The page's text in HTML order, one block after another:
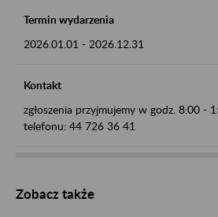
Termin wydarzenia
2026.01.01 - 2026.12.31
Kontakt
zgłoszenia przyjmujemy w godz. 8:00 -
telefonu: 44 726 36 41
Zobacz także